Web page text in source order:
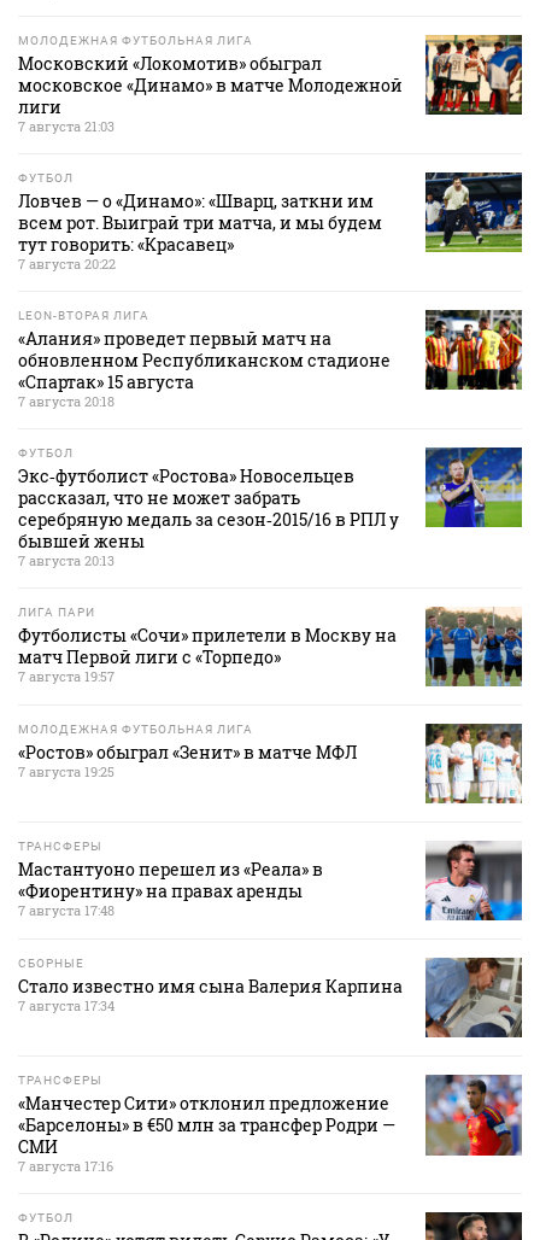
МОЛОДЕЖНАЯ ФУТБОЛЬНАЯ ЛИГА
Московский «Локомотив» обыграл
московское «Динамо» в матче Молодежной
лиги
7 августа 21:03
ФУТБОЛ
Ловчев — о «Динамо»: «Шварц, заткни им
всем рот. Выиграй три матча, и мы будем
тут говорить: «Красавец»
7 августа 20:22
LEON-ВТОРАЯ ЛИГА
«Алания» проведет первый матч на
обновленном Республиканском стадионе
«Спартак» 15 августа
7 августа 20:18
ФУТБОЛ
Экс‑футболист «Ростова» Новосельцев
рассказал, что не может забрать
серебряную медаль за сезон‑2015/16 в РПЛ у
бывшей жены
7 августа 20:13
ЛИГА ПАРИ
Футболисты «Сочи» прилетели в Москву на
матч Первой лиги с «Торпедо»
7 августа 19:57
МОЛОДЕЖНАЯ ФУТБОЛЬНАЯ ЛИГА
«Ростов» обыграл «Зенит» в матче МФЛ
7 августа 19:25
ТРАНСФЕРЫ
Мастантуоно перешел из «Реала» в
«Фиорентину» на правах аренды
7 августа 17:48
СБОРНЫЕ
Стало известно имя сына Валерия Карпина
7 августа 17:34
ТРАНСФЕРЫ
«Манчестер Сити» отклонил предложение
«Барселоны» в €50 млн за трансфер Родри —
СМИ
7 августа 17:16
ФУТБОЛ